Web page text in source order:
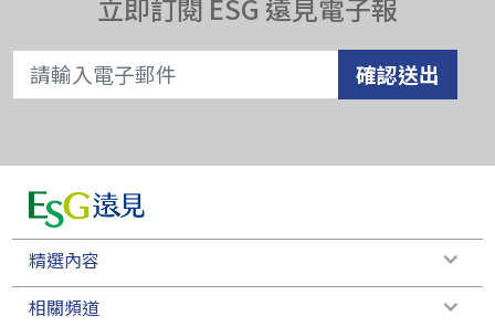
立即訂閱 ESG 遠見電子報
確認送出
精選內容
相關頻道